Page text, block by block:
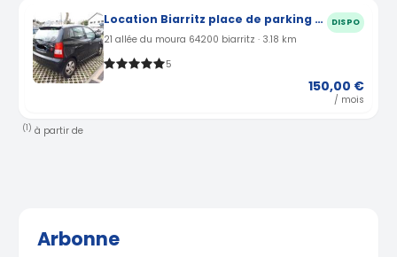
Location Biarritz place de parking exterieure privée Allée du Moura (64) DISPO
21 allée du moura 64200 biarritz · 3.18 km
5
150,00 €
/ mois
(1) à partir de
Arbonne